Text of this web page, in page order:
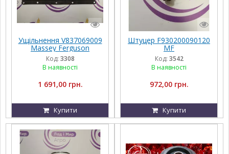
Ущільнення V837069009
Massey Ferguson
Код: 3308
В наявності
1 691,00 грн.
Купити
Штуцер F930200090120
MF
Код: 3542
В наявності
972,00 грн.
Купити